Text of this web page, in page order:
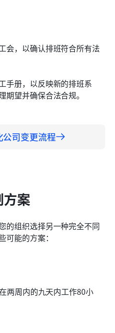
会，以确认排班符合所有法
手册，以反映新的排班系
望并确保合法合规。
司变更流程
案
的组织选择另一种完全不同
可能的方案：
两周内的九天内工作80小